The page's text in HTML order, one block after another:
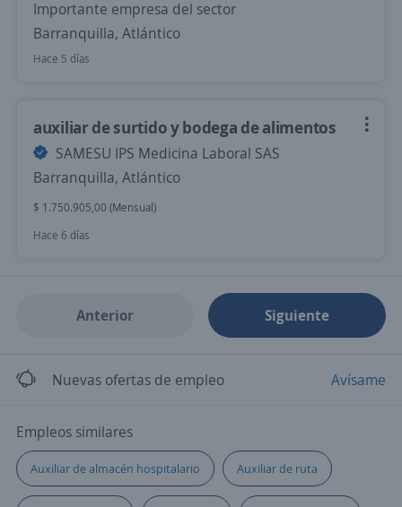
Importante empresa del sector
Barranquilla, Atlántico
Hace 5 días
auxiliar de surtido y bodega de alimentos
SAMESU IPS Medicina Laboral SAS
Barranquilla, Atlántico
$ 1.750.905,00 (Mensual)
Hace 6 días
Anterior Siguiente
Nuevas ofertas de empleo Avísame
Empleos similares
Auxiliar de almacén hospitalario Auxiliar de ruta